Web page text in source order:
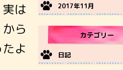
は
ら
よ
2017年11月
カテゴリー
日記